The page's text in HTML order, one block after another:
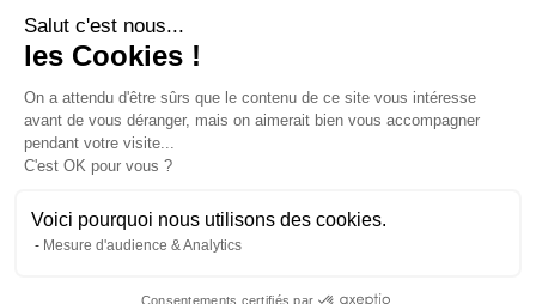
Suivez-nous
©2026OuiVu. Tous droits réservés
Salut c'est nous...
les Cookies !
On a attendu d'être sûrs que le contenu de ce site vous intéresse
avant de vous déranger, mais on aimerait bien vous accompagner
pendant votre visite...
C'est OK pour vous ?
Voici pourquoi nous utilisons des cookies.
Mesure d'audience & Analytics
Consentements certifiés par